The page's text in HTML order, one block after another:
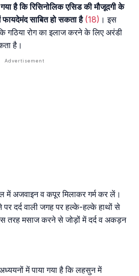
है कि रिसिनोलिक एसिड की मौजूदगी के
साबित हो सकता है (18) । इस
गठिया रोग का इलाज करने के लिए अरंडी
है।
में अजवाइन व कपूर मिलाकर गर्म कर लें।
दर्द वाली जगह पर हल्के-हल्के हाथों से
तरह मसाज करने से जोड़ों में दर्द व अकड़न
में पाया गया है कि लहसुन में